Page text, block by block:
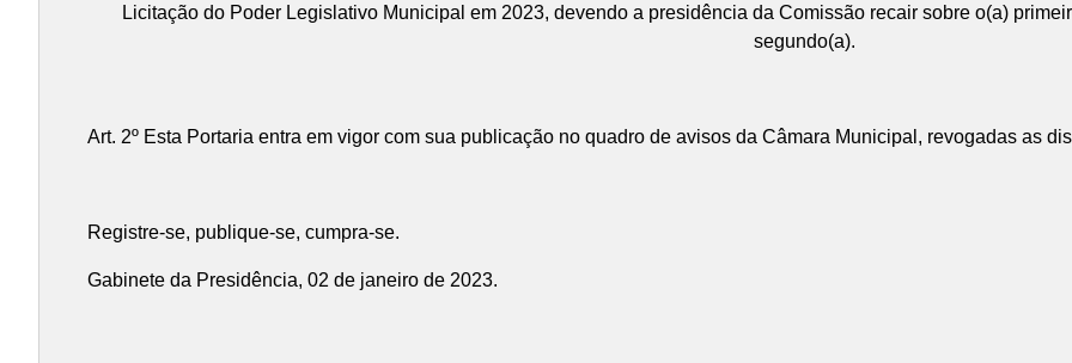
Licitação do Poder Legislativo Municipal em 2023, devendo a presidência da Comissão recair sobre o(a)
segundo(a).
Art. 2º Esta Portaria entra em vigor com sua publicação no quadro de avisos da Câmara Municipal, revogadas as
Registre-se, publique-se, cumpra-se.
Gabinete da Presidência, 02 de janeiro de 2023.